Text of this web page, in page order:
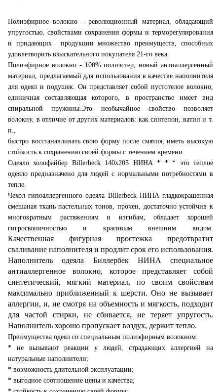
Полиэфирное волокно - революционный материал, обладающий
упругостью, свойствами сохранения формы и терморегулирования
и придающих продукции множество преимуществ, способных
удовлетворить взыскательного покупателя 21-го века.
Полиэфирное волокно - 100% полиэстер, новый антиаллергенный
материал, предлагаемый для использования в качестве наполнителя
для одеял и подушек. Он представляет собой пустотелое волокно,
единичная составляющая которого, в пространстве имеет вид
спиральной пружины.Это необычайное свойство позволяет
волокну, в отличие от других материалов: как синтепон, ватин и т.
п.,
быстро восстанавливать свою форму после смятия, иметь высокую
стойкость к сохранению своей формы с течением времени.
Одеяло холофайбер Billerbeck 140х205 НИНА * * * это теплое
одеяло предназначено для людей с нормальными потребностями в
тепле.
Чехол гипоаллергенного одеяла Billerbeck НИНА гладкокрашенная
смешаная ткань пастельных тонов, прочен, достаточно устойчив к
многократным растяжениям и изгибам, обладает хорошей
гигроскопичностью и красивым внешним видом.
Качественная фигурная простежка предотвратит
сваливание наполнителя и продлит срок его использования.
Наполнитель одеяла Биллербек НИНА специальное
антиаллергенное волокно, которое представляет собой
синтетический, мягкий материал, по своим свойствам
максимально приближенный к шерсти. Оно не вызывает
аллергии, и, не смотря на объемность и мягкость, подходит
для частой стирки, не сбивается, не теряет упругость.
Наполнитель хорошо пропускает воздух, держит тепло.
Преимущества одеял со специальным полиэфирным волокном:
* не вызывают реакции у людей, страдающих аллергией на
натуральные наполнители;
* возможность длительной эксплуатации;
* выгодное соотношение цены и качества;